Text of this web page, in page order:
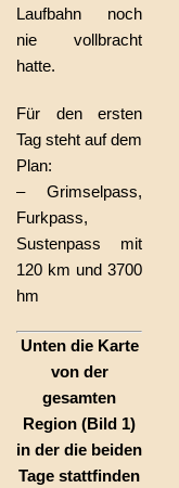
Laufbahn noch
nie vollbracht
hatte.
Für den ersten
Tag steht auf dem
Plan:
– Grimselpass,
Furkpass,
Sustenpass mit
120 km und 3700
hm
Unten die Karte
von der
gesamten
Region (Bild 1)
in der die beiden
Tage stattfinden